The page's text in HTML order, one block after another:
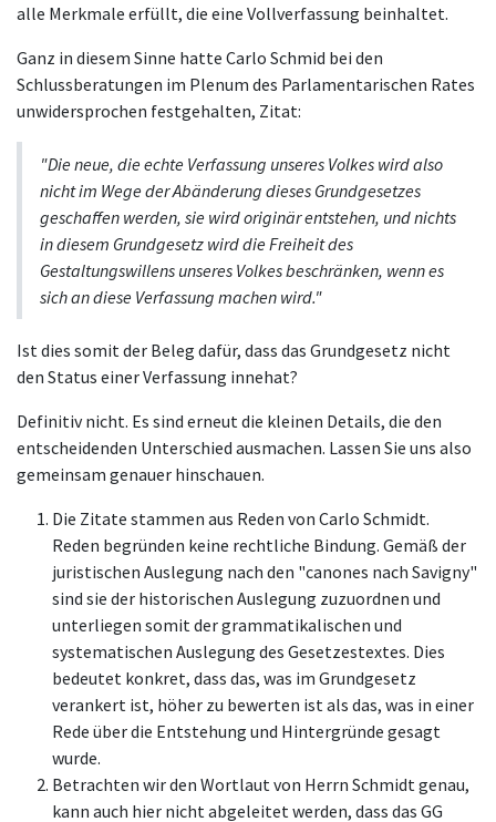
alle Merkmale erfüllt, die eine Vollverfassung beinhaltet.
Ganz in diesem Sinne hatte Carlo Schmid bei den
Schlussberatungen im Plenum des Parlamentarischen Rates
unwidersprochen festgehalten, Zitat:
"Die neue, die echte Verfassung unseres Volkes wird also
nicht im Wege der Abänderung dieses Grundgesetzes
geschaffen werden, sie wird originär entstehen, und nichts
in diesem Grundgesetz wird die Freiheit des
Gestaltungswillens unseres Volkes beschränken, wenn es
sich an diese Verfassung machen wird."
Ist dies somit der Beleg dafür, dass das Grundgesetz nicht
den Status einer Verfassung innehat?
Definitiv nicht. Es sind erneut die kleinen Details, die den
entscheidenden Unterschied ausmachen. Lassen Sie uns also
gemeinsam genauer hinschauen.
Die Zitate stammen aus Reden von Carlo Schmidt.
Reden begründen keine rechtliche Bindung. Gemäß der
juristischen Auslegung nach den "canones nach Savigny"
sind sie der historischen Auslegung zuzuordnen und
unterliegen somit der grammatikalischen und
systematischen Auslegung des Gesetzestextes. Dies
bedeutet konkret, dass das, was im Grundgesetz
verankert ist, höher zu bewerten ist als das, was in einer
Rede über die Entstehung und Hintergründe gesagt
wurde.
Betrachten wir den Wortlaut von Herrn Schmidt genau,
kann auch hier nicht abgeleitet werden, dass das GG